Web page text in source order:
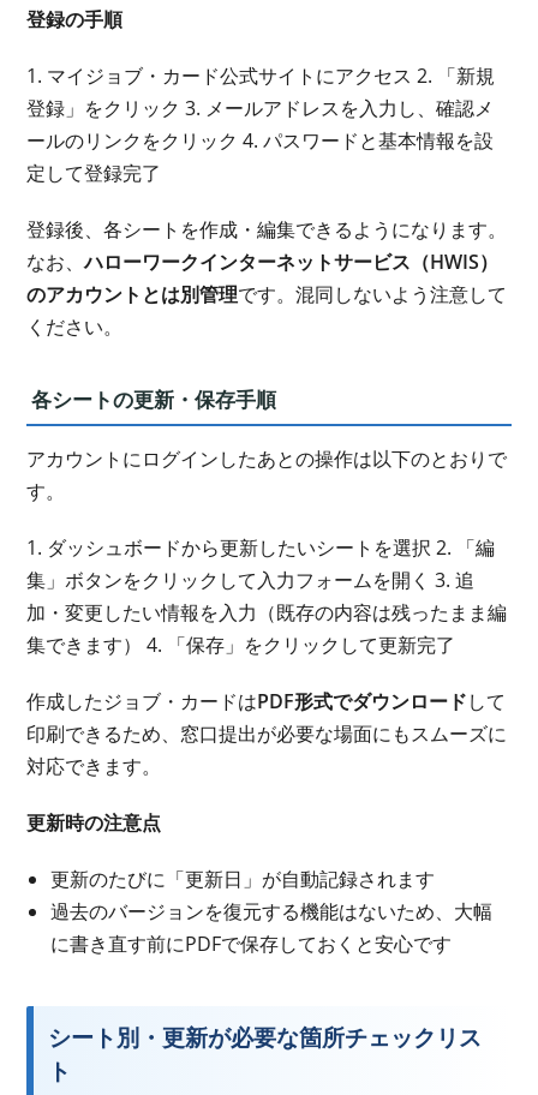
登録の手順
1. マイジョブ・カード公式サイトにアクセス 2. 「新規
登録」をクリック 3. メールアドレスを入力し、確認メ
ールのリンクをクリック 4. パスワードと基本情報を設
定して登録完了
登録後、各シートを作成・編集できるようになります。
なお、ハローワークインターネットサービス（HWIS）
のアカウントとは別管理です。混同しないよう注意して
ください。
各シートの更新・保存手順
アカウントにログインしたあとの操作は以下のとおりで
す。
1. ダッシュボードから更新したいシートを選択 2. 「編
集」ボタンをクリックして入力フォームを開く 3. 追
加・変更したい情報を入力（既存の内容は残ったまま編
集できます） 4. 「保存」をクリックして更新完了
作成したジョブ・カードはPDF形式でダウンロードして
印刷できるため、窓口提出が必要な場面にもスムーズに
対応できます。
更新時の注意点
更新のたびに「更新日」が自動記録されます
過去のバージョンを復元する機能はないため、大幅
に書き直す前にPDFで保存しておくと安心です
シート別・更新が必要な箇所チェックリス
ト